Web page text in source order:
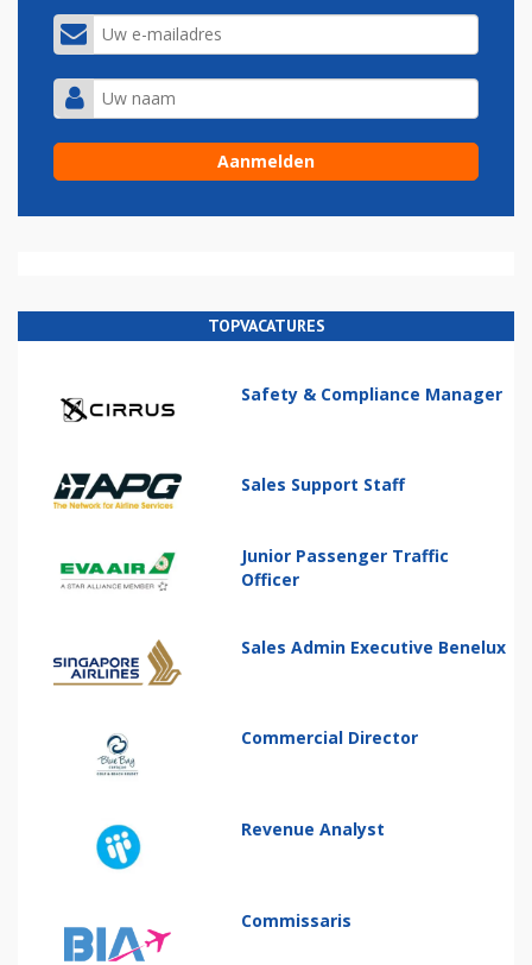
TOPVACATURES
Safety & Compliance Manager
Sales Support Staff
Junior Passenger Traffic
Officer
Sales Admin Executive Benelux
Commercial Director
Revenue Analyst
Commissaris